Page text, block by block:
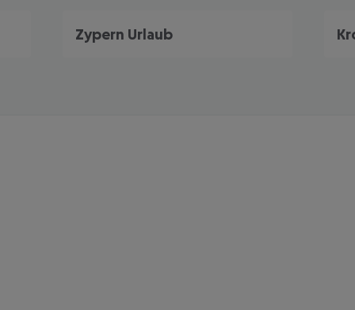
Zypern Urlaub